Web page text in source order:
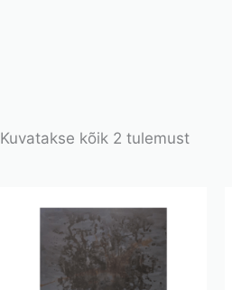
Kuvatakse kõik 2 tulemust